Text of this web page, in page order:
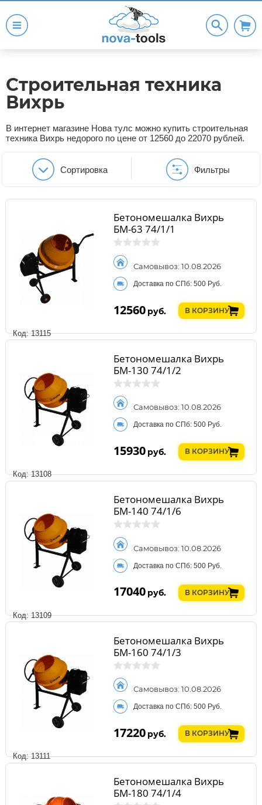
Строительная техника
Вихрь
В интернет магазине Нова тулс можно купить строительная
техника Вихрь недорого по цене от 12560 до 22070 рублей.
Сортировка Фильтры
Код: 13115
Бетономешалка Вихрь
БМ-63 74/1/1
Самовывоз: 10.08.2026
Доставка по СПб: 500 Руб.
12560 руб. В КОРЗИНУ
Код: 13108
Бетономешалка Вихрь
БМ-130 74/1/2
Самовывоз: 10.08.2026
Доставка по СПб: 500 Руб.
15930 руб. В КОРЗИНУ
Код: 13109
Бетономешалка Вихрь
БМ-140 74/1/6
Самовывоз: 10.08.2026
Доставка по СПб: 500 Руб.
17040 руб. В КОРЗИНУ
Код: 13111
Бетономешалка Вихрь
БМ-160 74/1/3
Самовывоз: 10.08.2026
Доставка по СПб: 500 Руб.
17220 руб. В КОРЗИНУ
Бетономешалка Вихрь
БМ-180 74/1/4